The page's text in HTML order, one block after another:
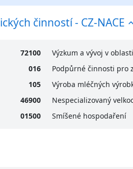
činností - CZ-NACE
72100
Výzkum a vývoj v
016
Podpůrné činnosti pro
105
Výroba mléčných
46900
Nespecializovaný
01500
Smíšené hospodaření